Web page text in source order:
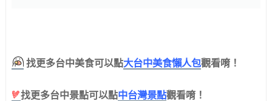
找更多台中美食可以點大台中美食懶人包觀看唷！
找更多台中景點可以點中台灣景點觀看唷！